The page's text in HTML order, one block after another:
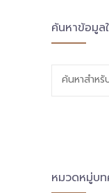
ค้นหาข้อมูล
ค้นหาสำหรั
หมวดหมู่บท